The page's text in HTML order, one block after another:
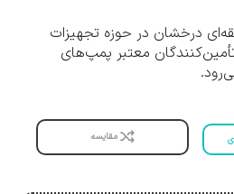
درخشان در حوزه تجهیزات
معتبر پمپ‌های
مقایسه